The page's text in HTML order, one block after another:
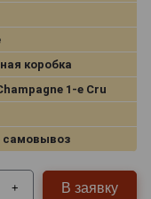
коробка
1-e Cru
самовывоз
+ В заявку